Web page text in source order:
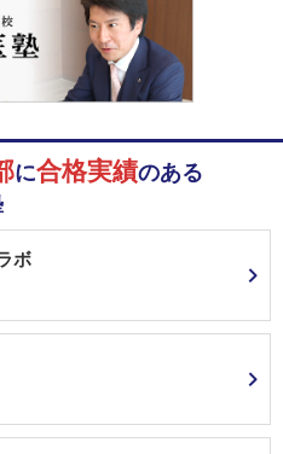
私立
私立
ングを見る
に合格実績のある
ボ